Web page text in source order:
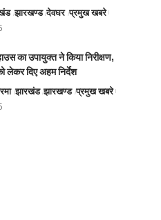
झारखण्ड देवघर प्रमुख खबरे
का उपायुक्त ने किया निरीक्षण,
लेकर दिए अहम निर्देश
झारखंड झारखण्ड प्रमुख खबरे